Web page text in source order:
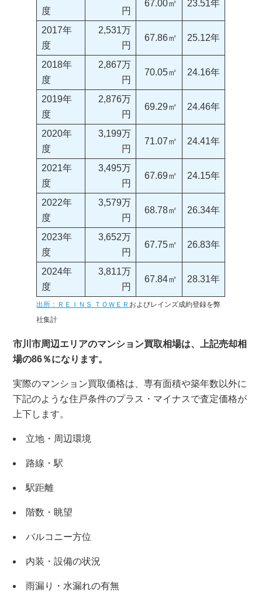
度
円
67.00㎡ 23.51年
2017年
度
2,531万
円
67.86㎡ 25.12年
2018年
度
2,867万
円
70.05㎡ 24.16年
2019年
度
2,876万
円
69.29㎡ 24.46年
2020年
度
3,199万
円
71.07㎡ 24.41年
2021年
度
3,495万
円
67.69㎡ 24.15年
2022年
度
3,579万
円
68.78㎡ 26.34年
2023年
度
3,652万
円
67.75㎡ 26.83年
2024年
度
3,811万
円
67.84㎡ 28.31年
出所：ＲＥＩＮＳ ＴＯＷＥＲ およびレインズ成約登録を弊
社集計
市川市周辺エリアのマンション買取相場は、上記売却相
場の86％になります。
実際のマンション買取価格は、専有面積や築年数以外に
下記のような住戸条件のプラス・マイナスで査定価格が
上下します。
立地・周辺環境
路線・駅
駅距離
階数・眺望
バルコニー方位
内装・設備の状況
雨漏り・水漏れの有無